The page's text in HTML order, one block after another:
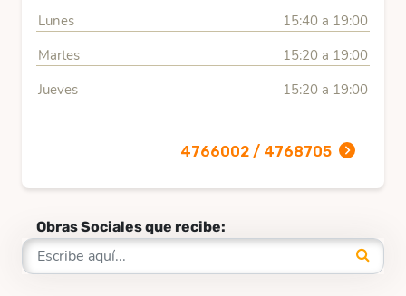
Lunes
15:40 a 19:00
Martes
15:20 a 19:00
Jueves
15:20 a 19:00
4766002 / 4768705
Obras Sociales que recibe: